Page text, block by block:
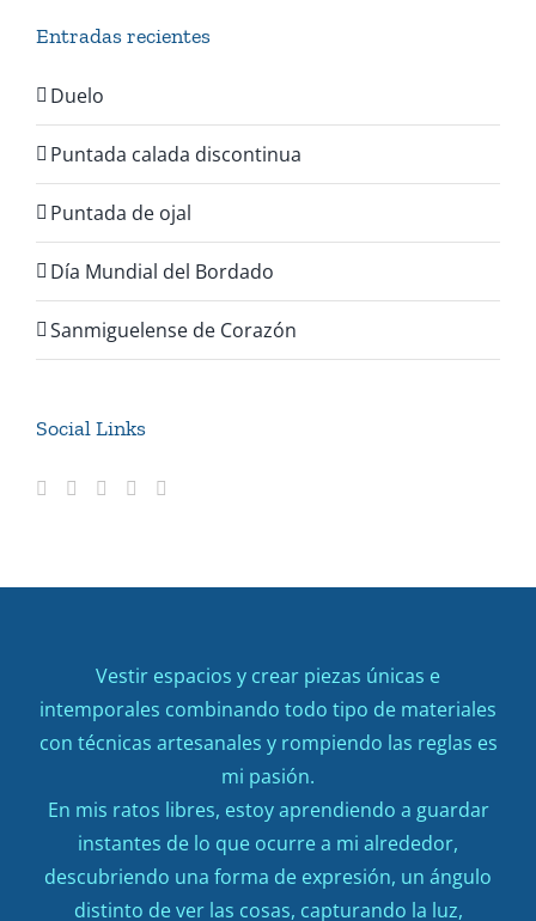
Entradas recientes
Duelo
Puntada calada discontinua
Puntada de ojal
Día Mundial del Bordado
Sanmiguelense de Corazón
Social Links
Vestir espacios y crear piezas únicas e
intemporales combinando todo tipo de materiales
con técnicas artesanales y rompiendo las reglas es
mi pasión.
En mis ratos libres, estoy aprendiendo a guardar
instantes de lo que ocurre a mi alrededor,
descubriendo una forma de expresión, un ángulo
distinto de ver las cosas, capturando la luz,